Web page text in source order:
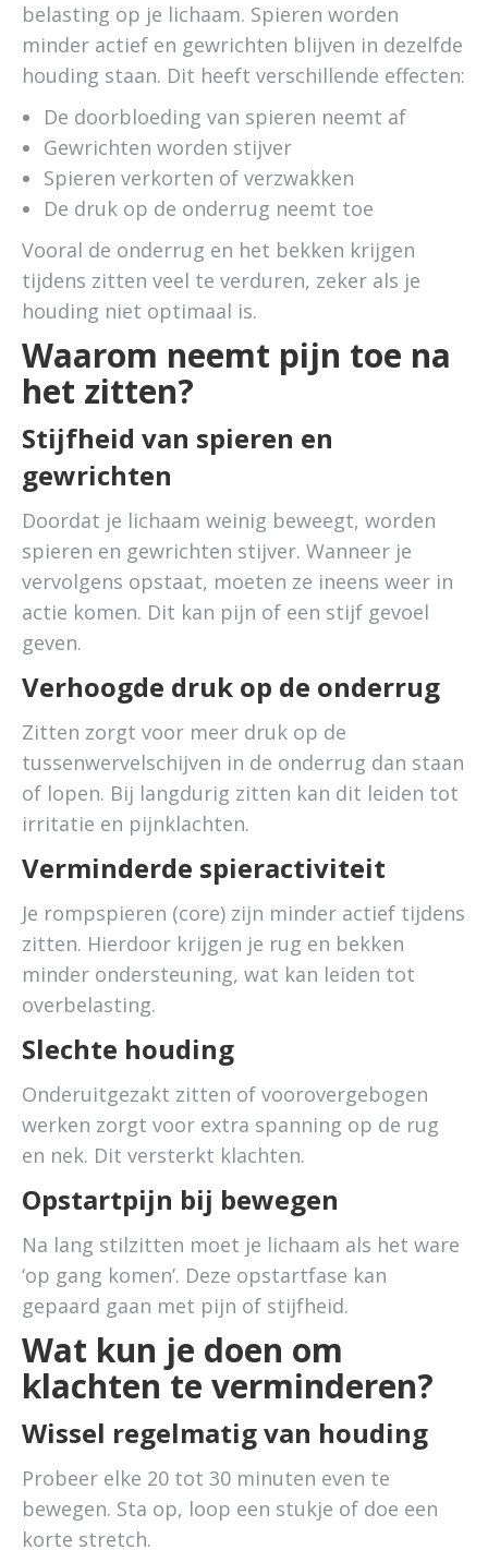
belasting op je lichaam. Spieren worden
minder actief en gewrichten blijven in dezelfde
houding staan. Dit heeft verschillende effecten:
De doorbloeding van spieren neemt af
Gewrichten worden stijver
Spieren verkorten of verzwakken
De druk op de onderrug neemt toe
Vooral de onderrug en het bekken krijgen
tijdens zitten veel te verduren, zeker als je
houding niet optimaal is.
Waarom neemt pijn toe na
het zitten?
Stijfheid van spieren en
gewrichten
Doordat je lichaam weinig beweegt, worden
spieren en gewrichten stijver. Wanneer je
vervolgens opstaat, moeten ze ineens weer in
actie komen. Dit kan pijn of een stijf gevoel
geven.
Verhoogde druk op de onderrug
Zitten zorgt voor meer druk op de
tussenwervelschijven in de onderrug dan staan
of lopen. Bij langdurig zitten kan dit leiden tot
irritatie en pijnklachten.
Verminderde spieractiviteit
Je rompspieren (core) zijn minder actief tijdens
zitten. Hierdoor krijgen je rug en bekken
minder ondersteuning, wat kan leiden tot
overbelasting.
Slechte houding
Onderuitgezakt zitten of voorovergebogen
werken zorgt voor extra spanning op de rug
en nek. Dit versterkt klachten.
Opstartpijn bij bewegen
Na lang stilzitten moet je lichaam als het ware
‘op gang komen’. Deze opstartfase kan
gepaard gaan met pijn of stijfheid.
Wat kun je doen om
klachten te verminderen?
Wissel regelmatig van houding
Probeer elke 20 tot 30 minuten even te
bewegen. Sta op, loop een stukje of doe een
korte stretch.